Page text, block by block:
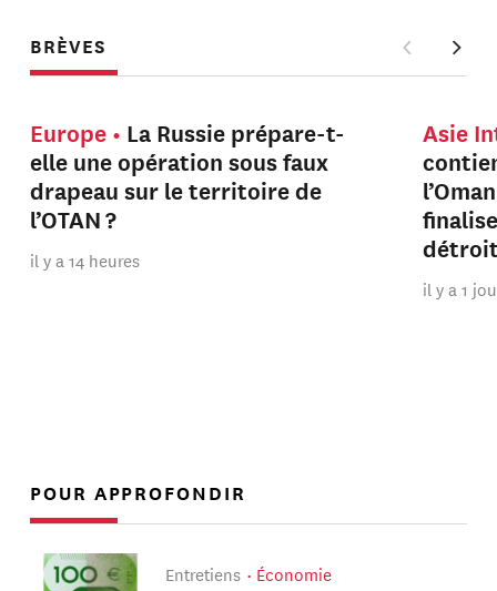
BRÈVES
Europe
La Russie prépare-t-
elle une opération sous faux
drapeau sur le territoire de
l’OTAN ?
il y a 14 heures
Asie
il y a 1
POUR APPROFONDIR
Entretiens Économie